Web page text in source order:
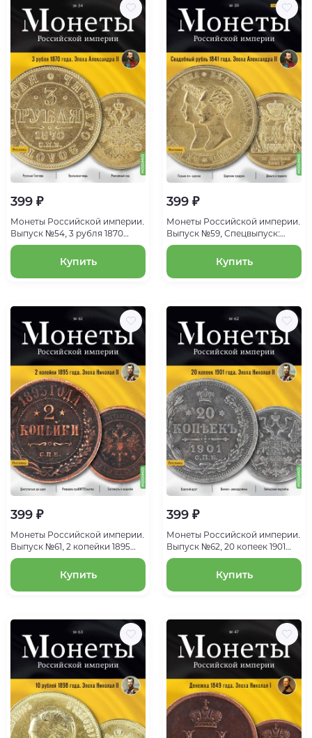
399 ₽
Монеты Российской империи.
Выпуск №54, 3 рубля 1870
года. Эпоха Александра II
Купить
399 ₽
Монеты Российской империи.
Выпуск №59, Спецвыпуск:
Свадебный рубль 1841 года.
Эпоха Александра II
Купить
399 ₽
Монеты Российской империи.
Выпуск №61, 2 копейки 1895
года. Эпоха Николая II
Купить
399 ₽
Монеты Российской империи.
Выпуск №62, 20 копеек 1901
года. Эпоха Николая II
Купить